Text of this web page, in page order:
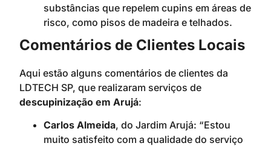
substâncias que repelem cupins em áreas de
risco, como pisos de madeira e telhados.
Comentários de Clientes Locais
Aqui estão alguns comentários de clientes da
LDTECH SP, que realizaram serviços de
descupinização em Arujá:
Carlos Almeida, do Jardim Arujá: “Estou
muito satisfeito com a qualidade do serviço